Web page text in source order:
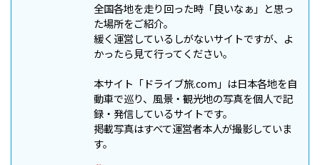
全国各地を走り回った時「良いなぁ」と思っ
た場所をご紹介。
緩く運営しているしがないサイトですが、よ
かったら見て行ってください。
本サイト「ドライブ旅.com」は日本各地を自
動車で巡り、風景・観光地の写真を個人で記
録・発信しているサイトです。
掲載写真はすべて運営者本人が撮影していま
す。